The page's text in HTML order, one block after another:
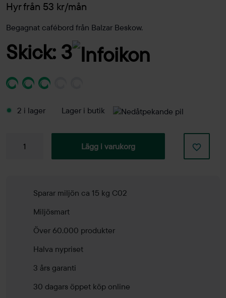
Hyr från 53 kr/mån
Begagnat cafébord från Balzar Beskow.
Skick: 3
2 i lager Lager i butik
Cafébord
Lägg i varukorg
Sparar miljön ca 15 kg C02
Miljösmart
Över 60.000 produkter
Halva nypriset
3 års garanti
30 dagars öppet köp online